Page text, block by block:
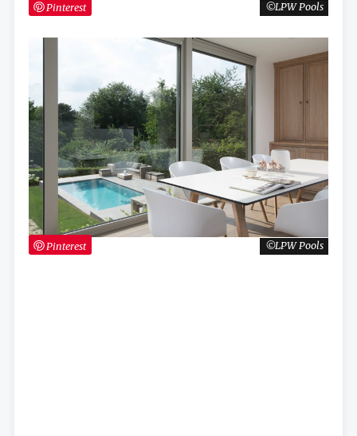
LPW Pools
Pinterest
LPW Pools
Pinterest